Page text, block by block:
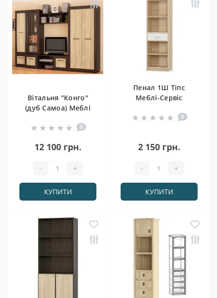
Вітальня "Конго"
(дуб Самоа) Меблі
0
12 100 грн.
- +
КУПИТИ
Пенал 1Ш Тіпс
Меблі-Сервіс
0
2 150 грн.
- +
КУПИТИ